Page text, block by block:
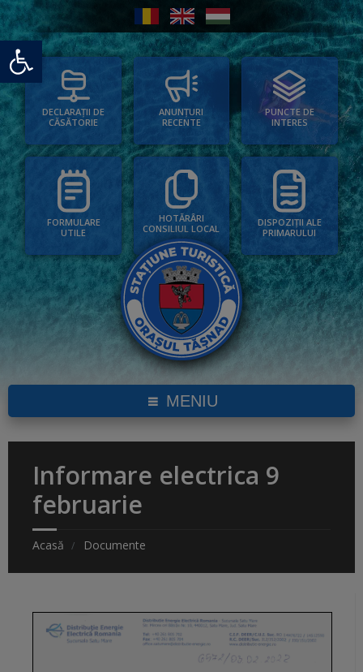
Deschide bara de unelte
DECLARAȚII DE
CĂSĂTORIE
ANUNȚURI
RECENTE
PUNCTE DE
INTERES
FORMULARE
UTILE
HOTĂRÂRI
CONSILIUL LOCAL
DISPOZIȚII ALE
PRIMARULUI
MENIU
Informare electrica 9
februarie
Acasă Documente